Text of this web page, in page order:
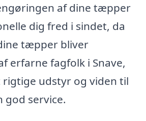
af dine tæpper
dig fred i sindet, da
tæpper bliver
erfarne fagfolk i Snave,
udstyr og viden til
god service.